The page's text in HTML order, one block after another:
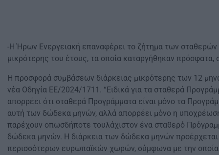
-Η Ήρων Ενεργειακή επαναφέρει το ζήτημα των σταθερών
μικρότερης του έτους, τα οποία καταργήθηκαν πρόσφατα,
Η προσφορά συμβάσεων διάρκειας μικρότερης των 12
νέα Οδηγία ΕΕ/2024/1711. “Ειδικά για τα σταθερά
απορρέει ότι σταθερά Προγράμματα είναι μόνο τα
αυτή των δώδεκα μηνών, αλλά απορρέει μόνο η
παρέχουν οπωσδήποτε τουλάχιστον ένα σταθερό
δώδεκα μηνών. Η διάρκεια των δώδεκα μηνών
περισσότερων ευρωπαϊκών χωρών, σύμφωνα με την οποία